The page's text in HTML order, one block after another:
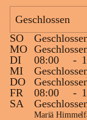
sein.
Die OMV Austria ist
Bevölkerung
technisch notwendige
kurz wie möglich zu
Wir bitten daher die
Bevölkerung um
Geschlossen
SO
MO
DI
08:00 -
MI
DO
FR
08:00 -
SA
Mariä